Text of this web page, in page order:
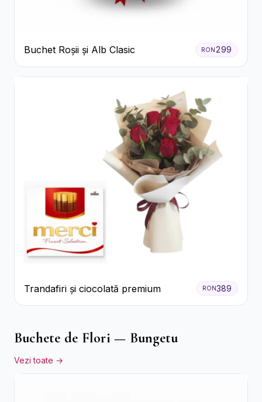
Buchet Roșii și Alb Clasic RON299
Trandafiri și ciocolată premium RON389
Buchete de Flori — Bungetu
Vezi toate →